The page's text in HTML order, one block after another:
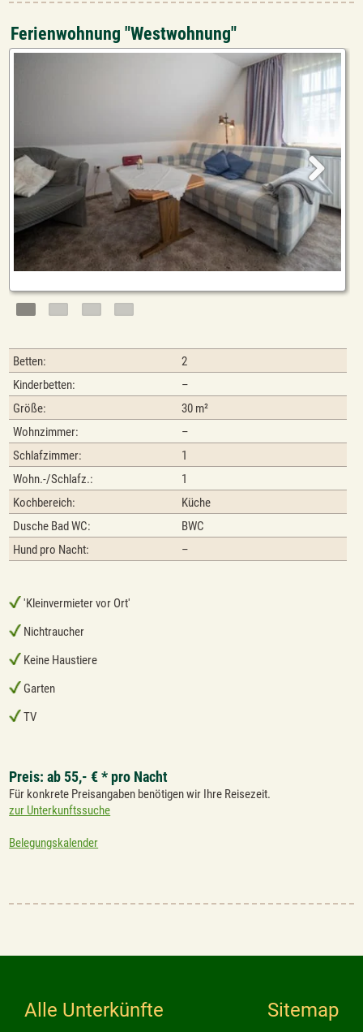
Ferienwohnung "Westwohnung"
Betten:
2
Kinderbetten:
–
Größe:
30 m²
Wohnzimmer:
–
Schlafzimmer:
1
Wohn.-/Schlafz.:
1
Kochbereich:
Küche
Dusche Bad WC:
BWC
Hund pro Nacht:
–
'Kleinvermieter vor Ort'
Nichtraucher
Keine Haustiere
Garten
TV
Preis: ab 55,- € * pro Nacht
Für konkrete Preisangaben benötigen wir Ihre Reisezeit.
zur Unterkunftssuche
Belegungskalender
Alle Unterkünfte Sitemap